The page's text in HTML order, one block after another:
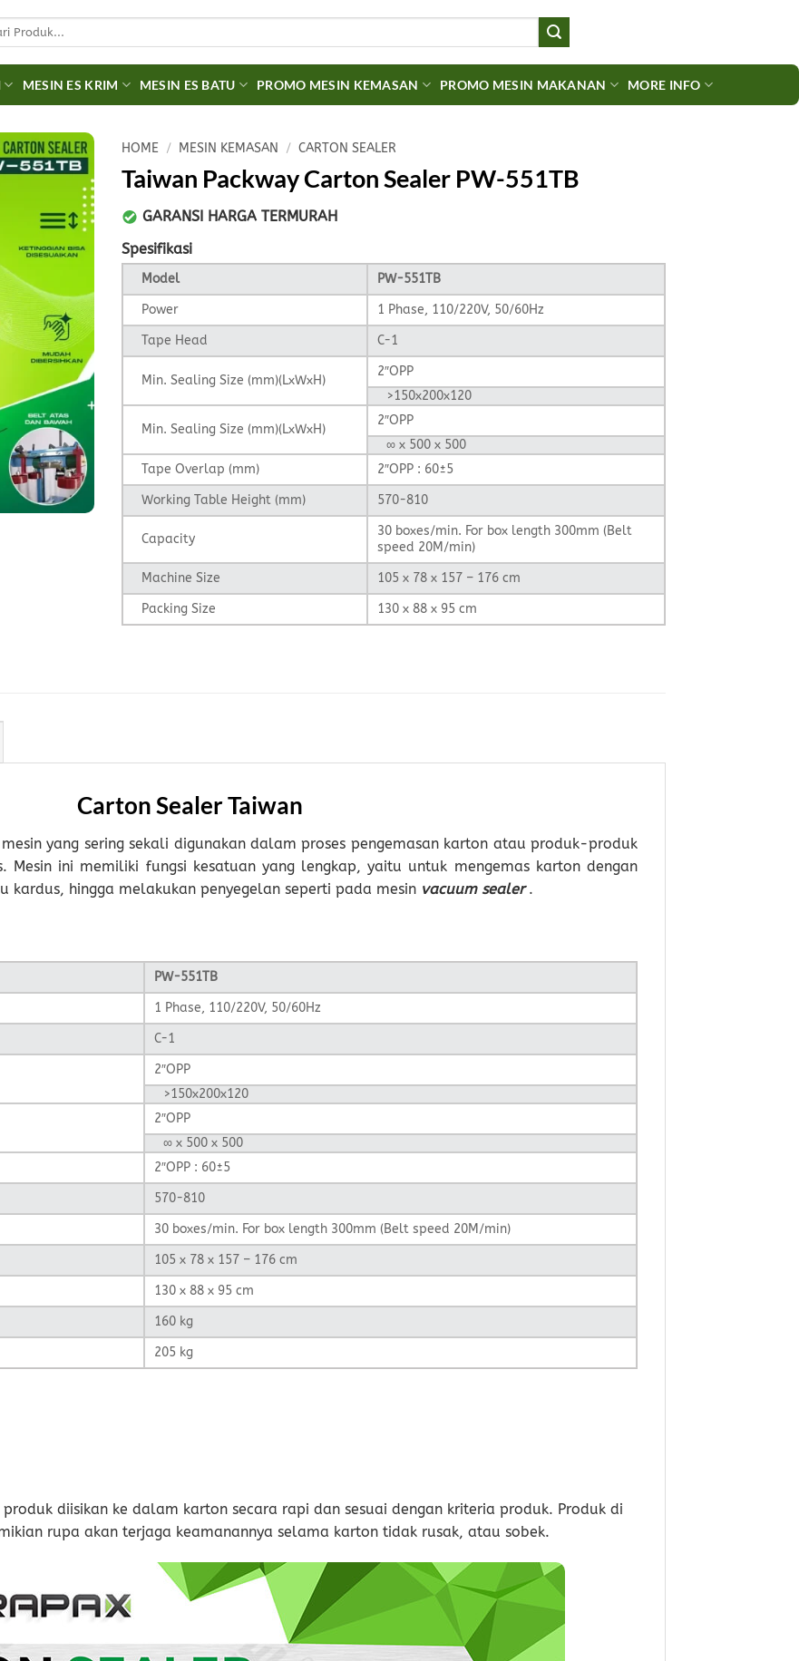
MESIN ES KRIM MESIN ES BATU PROMO MESIN KEMASAN PROMO MESIN MAKANAN MORE INFO
HOME / MESIN KEMASAN / CARTON SEALER
Taiwan Packway Carton Sealer PW-551TB
GARANSI HARGA TERMURAH
Spesifikasi
Model
PW-551TB
Power
1 Phase, 110/220V, 50/60Hz
Tape Head
C-1
Min. Sealing Size (mm)(LxWxH)
2″OPP
>150x200x120
Min. Sealing Size (mm)(LxWxH)
2″OPP
∞ x 500 x 500
Tape Overlap (mm)
2″OPP : 60±5
Working Table Height (mm)
570-810
Capacity
30 boxes/min. For box length 300mm (Belt
speed 20M/min)
Machine Size
105 x 78 x 157 – 176 cm
Packing Size
130 x 88 x 95 cm
Carton Sealer Taiwan
yang sering sekali digunakan dalam proses pengemasan karton atau produk-produk
Mesin ini memiliki fungsi kesatuan yang lengkap, yaitu untuk mengemas karton dengan
hingga melakukan penyegelan seperti pada mesin vacuum sealer .
PW-551TB
1 Phase, 110/220V, 50/60Hz
C-1
2″OPP
>150x200x120
2″OPP
∞ x 500 x 500
2″OPP : 60±5
570-810
30 boxes/min. For box length 300mm (Belt speed 20M/min)
105 x 78 x 157 – 176 cm
130 x 88 x 95 cm
160 kg
205 kg
diisikan ke dalam karton secara rapi dan sesuai dengan kriteria produk. Produk di
rupa akan terjaga keamanannya selama karton tidak rusak, atau sobek.